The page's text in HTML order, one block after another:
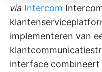
via Intercom
implementeren van
interface combineert